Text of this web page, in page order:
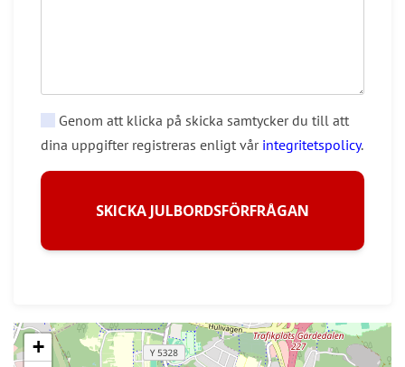
Genom att klicka på skicka samtycker du till att
dina uppgifter registreras enligt vår integritetspolicy.
SKICKA JULBORDSFÖRFRÅGAN
+